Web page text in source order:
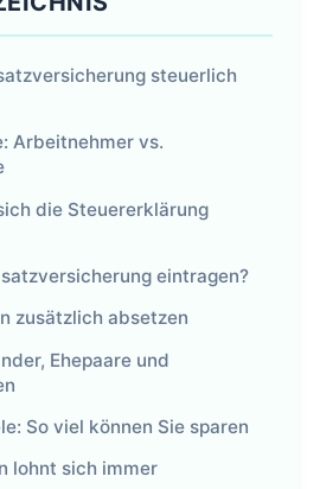
steuerlich
Arbeitnehmer vs.
die Steuererklärung
eintragen?
zusätzlich absetzen
Ehepaare und
So viel können Sie sparen
lohnt sich immer